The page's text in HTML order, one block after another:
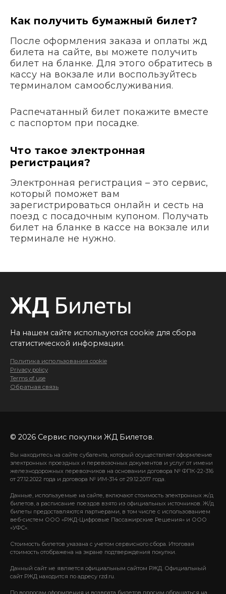
Как получить бумажный билет?
После оформления заказа и оплаты жд
билета на сайте, вы можете получить
билет на бланке. Для этого обратитесь в
кассу на вокзале или воспользуйтесь
терминалом самообслуживания.
Распечатанный билет покажите вместе
с паспортом при посадке.
Что такое электронная
регистрация?
Электронная регистрация – это сервис,
который поможет вам
зарегистрироваться онлайн и сесть на
поезд с посадочным купоном. Получать
билет на бланке в кассе на вокзале или
терминале не нужно.
На нашем сайте используются cookie для сбора
статистической информации.
Политика использования cookie
Privacy policy
Terms of use
Обратная связь
© 2026 Сервис покупки ЖД Билетов.
Вы находитесь на сайте субагента, который осуществляет оформление
электронных проездных и перевозочных документов и услуг от имени
железнодорожных перевозчиков на основании договора № ФПК-22-316
от 27.12.2022 года и договора № ИМ-314 от 29.12.2017 года.
Данные, используемые на сайте, включают стоимость электронных ж/д
билетов, а расписание поездов взято из официальных источников. Ж/д
билеты предоставляются партнерами, в том числе с использованием
веб-систем ООО «РЖД-Цифровые Пассажирские Решения» и ООО
«УФС».
Стоимость билетов указана с учетом сервисного сбора. Итоговая
стоимость отображена на экране подтверждения покупки.
Данный сайт не является официальным сайтом РЖД. Официальный
сайт РЖД находится по адресу rzd.ru.
По вопросам оформления и возврата билетов просим обращаться на